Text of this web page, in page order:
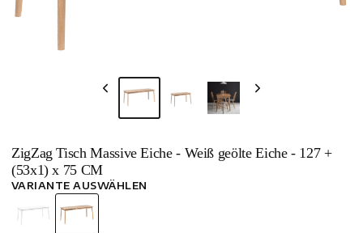
ZigZag Tisch Massive Eiche - Weiß geölte Eiche - 127 +
(53x1) x 75 CM
VARIANTE AUSWÄHLEN